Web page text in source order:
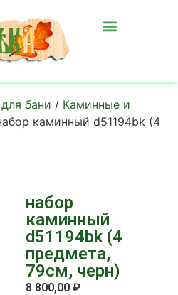
бани / Каминные и
каминный d51194bk (4
набор
каминный
d51194bk (4
предмета,
79см, черн)
8 800,00 ₽